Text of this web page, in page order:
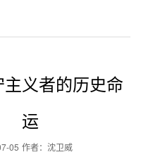
义者的历史命
运
05 作者： 沈卫威